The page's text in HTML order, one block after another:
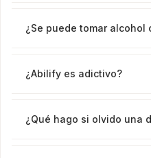
¿Se puede tomar alcohol
¿Abilify es adictivo?
¿Qué hago si olvido una